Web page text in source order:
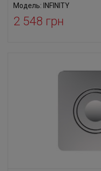
Модель: INFINITY
2 548 грн